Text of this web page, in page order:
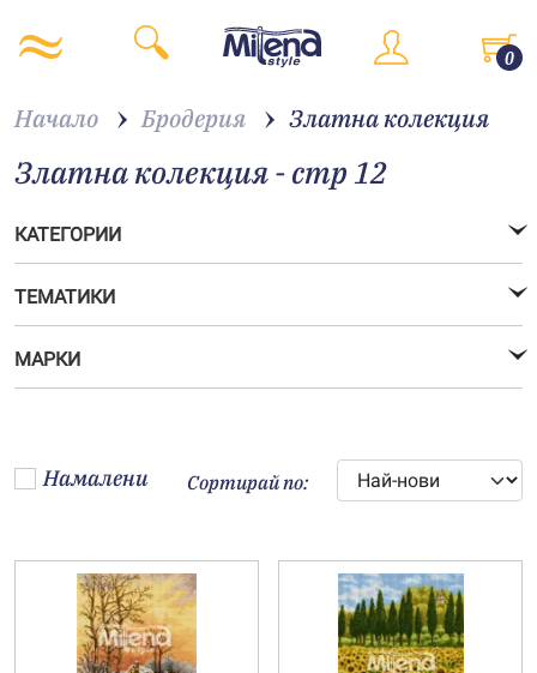
0
Начало Бродерия Златна колекция
Златна колекция - стр 12
КАТЕГОРИИ
ТЕМАТИКИ
МАРКИ
Намалени Сортирай по: